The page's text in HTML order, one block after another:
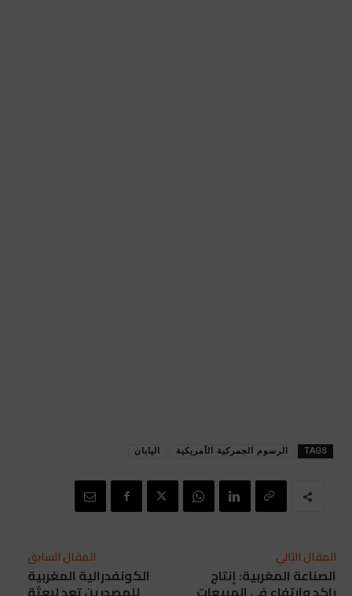
TAGS الرسوم الجمركية الأمريكية اليابان
المقال السابق
الكونفدرالية المغربية
المقال التالي
الصناعة المغربية: إنتاج